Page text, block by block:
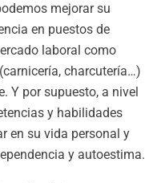
mejorar su
en puestos de
laboral como
charcutería…)
Y por supuesto, a nivel
y habilidades
en su vida personal y
y autoestima.